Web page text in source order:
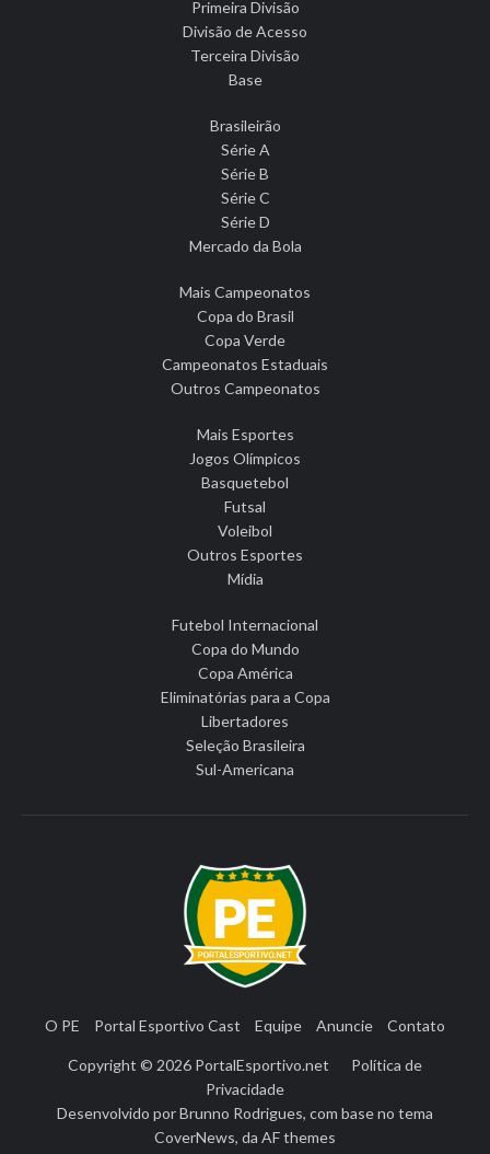
Primeira Divisão
Divisão de Acesso
Terceira Divisão
Base
Brasileirão
Série A
Série B
Série C
Série D
Mercado da Bola
Mais Campeonatos
Copa do Brasil
Copa Verde
Campeonatos Estaduais
Outros Campeonatos
Mais Esportes
Jogos Olímpicos
Basquetebol
Futsal
Voleibol
Outros Esportes
Mídia
Futebol Internacional
Copa do Mundo
Copa América
Eliminatórias para a Copa
Libertadores
Seleção Brasileira
Sul-Americana
O PE Portal Esportivo Cast Equipe Anuncie Contato
Copyright © 2026 PortalEsportivo.net
Política de
Privacidade
Desenvolvido porBrunno Rodrigues, com base no tema
CoverNews, da AF themes